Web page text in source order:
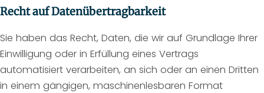
Recht auf Daten­übertrag­barkeit
Sie haben das Recht, Daten, die wir auf Grundlage Ihrer
Einwilligung oder in Erfüllung eines Vertrags
automatisiert verarbeiten, an sich oder an einen Dritten
in einem gängigen, maschinenlesbaren Format